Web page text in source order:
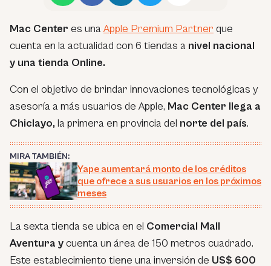
Mac Center es una Apple Premium Partner que
cuenta en la actualidad con 6 tiendas a nivel nacional
y una tienda Online.
Con el objetivo de brindar innovaciones tecnológicas y
asesoría a más usuarios de Apple, Mac Center llega a
Chiclayo, la primera en provincia del norte del país.
MIRA TAMBIÉN:
Yape aumentará monto de los créditos
que ofrece a sus usuarios en los próximos
meses
La sexta tienda se ubica en el Comercial Mall
Aventura ycuenta un área de 150 metros cuadrado.
Este establecimiento tiene una inversión de US$ 600